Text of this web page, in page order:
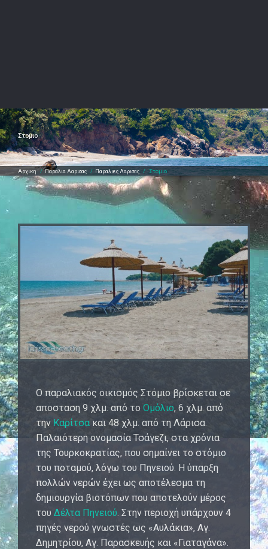
Στομιο
Αρχικη /Παραλια Λαρισας / Παραλιες Λαρισας / Στομιο
Ο παραλιακός οικισμός Στόμιο βρίσκεται σε
αποσταση 9 χλμ. από το Ομόλιο, 6 χλμ. από
την Καρίτσα και 48 χλμ. από τη Λάρισα.
Παλαιότερη ονομασία Τσάγεζι, στα χρόνια
της Τουρκοκρατίας, που σημαίνει το στόμιο
του ποταμού, λόγω του Πηνειού. Η ύπαρξη
πολλών νερών έχει ως αποτέλεσμα τη
δημιουργία βιοτόπων που αποτελούν μέρος
του Δέλτα Πηνειού. Στην περιοχή υπάρχουν 4
πηγές νερού γνωστές ως «Αυλάκια», Αγ.
Δημητρίου, Αγ. Παρασκευής και «Γιαταγάνα».